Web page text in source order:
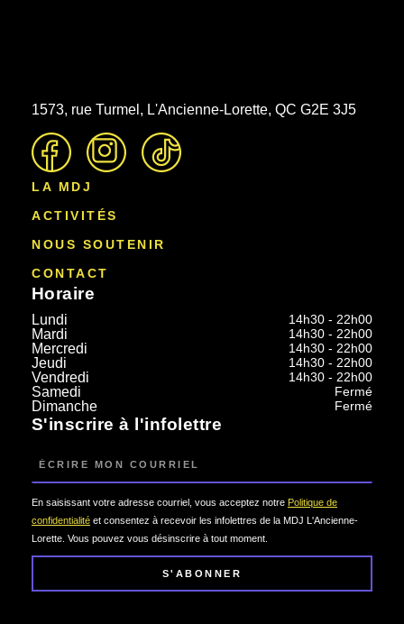
1573, rue Turmel, L'Ancienne-Lorette, QC G2E 3J5
LA MDJ
ACTIVITÉS
NOUS SOUTENIR
CONTACT
Horaire
Lundi 14h30 - 22h00
Mardi 14h30 - 22h00
Mercredi 14h30 - 22h00
Jeudi 14h30 - 22h00
Vendredi 14h30 - 22h00
Samedi Fermé
Dimanche Fermé
S'inscrire à l'infolettre
En saisissant votre adresse courriel, vous acceptez notre Politique de
confidentialité et consentez à recevoir les infolettres de la MDJ L'Ancienne-
Lorette. Vous pouvez vous désinscrire à tout moment.
S'ABONNER